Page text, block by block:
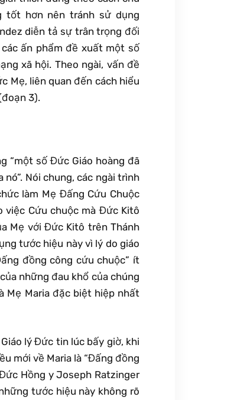
tốt hơn nên tránh sử dụng
diễn tả sự trân trọng đối
ấn phẩm đề xuất một số
xã hội. Theo ngài, vấn đề
Mẹ, liên quan đến cách hiểu
3).
“một số Đức Giáo hoàng đã
Nói chung, các ngài trình
làm Mẹ Đấng Cứu Chuộc
việc Cứu chuộc mà Đức Kitô
Mẹ với Đức Kitô trên Thánh
tước hiệu này vì lý do giáo
đồng công cứu chuộc” ít
những đau khổ của chúng
Mẹ Maria đặc biệt hiệp nhất
lý Đức tin lúc bấy giờ, khi
mới về Maria là “Đấng đồng
Hồng y Joseph Ratzinger
tước hiệu này không rõ